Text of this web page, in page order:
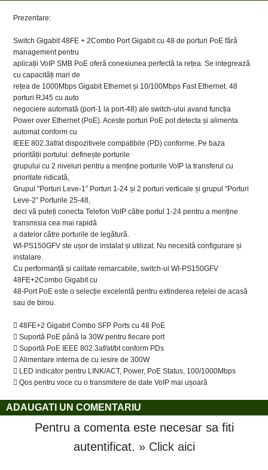
Prezentare:
Switch Gigabit 48FE + 2Combo Port Gigabit cu 48 de porturi PoE fără
management pentru
aplicații VoIP SMB PoE oferă conexiunea perfectă la rețea. Se integrează
cu capacități mari de
rețea de 1000Mbps Gigabit Ethernet și 10/100Mbps Fast Ethernet. 48
porturi RJ45 cu auto
negociere automată (port-1 la port-48) ale switch-ului avand funcția
Power over Ethernet (PoE). Aceste porturi PoE pot detecta și alimenta
automat conform cu
IEEE 802.3af/at dispozitivele compatibile (PD) conforme. Pe baza
priorității portului: definește porturile
grupului cu 2 niveluri pentru a menține porturile VoIP la transferul cu
prioritate ridicată,
Grupul "Porturi Leve-1” Porturi 1-24 și 2 porturi verticale și grupul "Porturi
Leve-2” Porturile 25-48,
deci vă puteți conecta Telefon VoIP către portul 1-24 pentru a menține
transmisia cea mai rapidă
a datelor către porturile de legătură.
WI-PS150GFV ste ușor de instalat și utilizat. Nu necesită configurare și
instalare.
Cu performanță și calitate remarcabile, switch-ul WI-PS150GFV
48FE+2Combo Gigabit cu
48-Port PoE este o selecție excelentă pentru extinderea rețelei de acasă
sau de birou.
 48FE+2 Gigabit Combo SFP Ports cu 48 PoE
 Suportă PoE până la 30W pentru fiecare port
 Suportă PoE IEEE 802.3af/at/bt conform PDs
 Alimentare interna de cu iesire de 300W
 LED indicator pentru LINK/ACT, Power, PoE Status, 100/1000Mbps
 Qos pentru voce cu o transmitere de date VoIP mai ușoară
ADAUGATI UN COMENTARIU
Pentru a comenta este necesar sa fiti
autentificat. » Click aici